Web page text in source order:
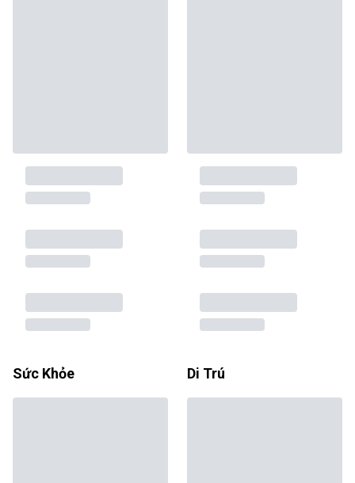
Sức Khỏe Di Trú